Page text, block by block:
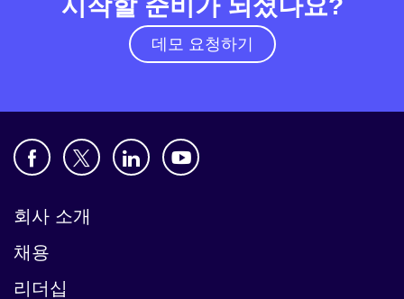
시작할 준비가 되셨나요?
데모 요청하기
회사 소개
채용
리더십